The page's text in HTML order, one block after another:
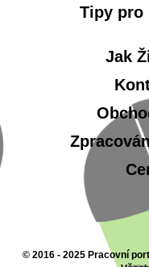
Tipy pro
Jak
© 2016 - 2025 Pracovní